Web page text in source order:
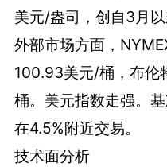
美元/盎司，创自3月以
外部市场方面，
100.93美元/桶，布伦
桶。美元指数走强。
在4.5%附近交易。
技术面分析